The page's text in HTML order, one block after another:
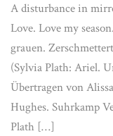
A disturbance in
Love. Love my
grauen.
(Sylvia Plath: Ariel.
Übertragen von
Hughes. Suhrkamp
Plath […]